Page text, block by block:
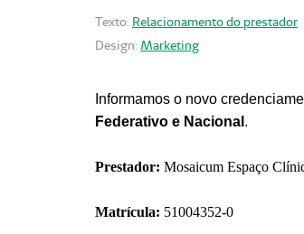
Texto: Relacionamento do prestador
Design: Marketing
Informamos o novo
Federativo e Nacional .
Prestador: Mosaicum Espaço
Matrícula: 51004352-0